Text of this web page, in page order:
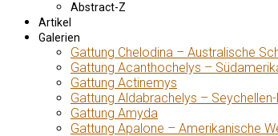
Abstract-Z
Artikel
Galerien
Gattung Chelodina – Australische
Gattung Acanthochelys –
Gattung Actinemys
Gattung Aldabrachelys –
Gattung Amyda
Gattung Apalone – Amerikanische